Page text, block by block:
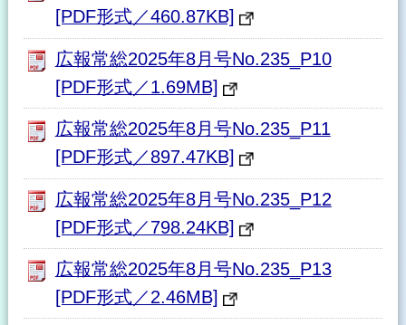
[PDF形式／460.87KB]
広報常総2025年8月号No.235_P10
[PDF形式／1.69MB]
広報常総2025年8月号No.235_P11
[PDF形式／897.47KB]
広報常総2025年8月号No.235_P12
[PDF形式／798.24KB]
広報常総2025年8月号No.235_P13
[PDF形式／2.46MB]